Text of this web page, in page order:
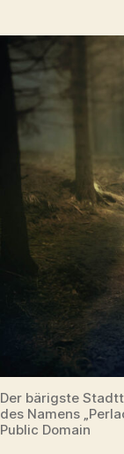
Der bärigste
des Namens
Public Domain